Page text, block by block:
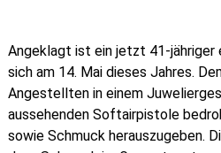
Angeklagt ist ein jetzt 41-jähriger
sich am 14. Mai dieses Jahres.
Angestellten in einem
aussehenden Softairpistole
sowie Schmuck herauszugeben.